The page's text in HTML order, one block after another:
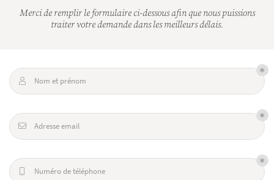
 Rafraîchir le captcha
Merci de remplir le formulaire ci-dessous afin que nous puissions
traiter votre demande dans les meilleurs délais.
 Nom et prénom
 Adresse email
Numéro de téléphone